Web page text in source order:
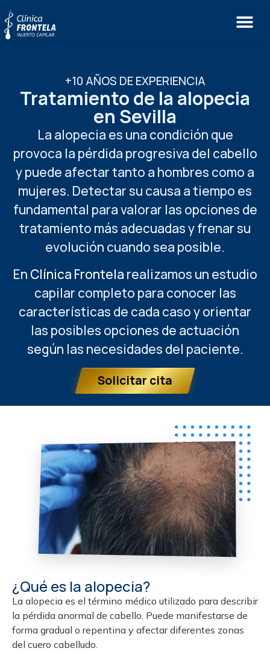
+10 AÑOS DE EXPERIENCIA
Tratamiento de la alopecia
en Sevilla
La alopecia es una condición que
provoca la pérdida progresiva del cabello
y puede afectar tanto a hombres como a
mujeres. Detectar su causa a tiempo es
fundamental para valorar las opciones de
tratamiento más adecuadas y frenar su
evolución cuando sea posible.
En Clínica Frontela realizamos un estudio
capilar completo para conocer las
características de cada caso y orientar
las posibles opciones de actuación
según las necesidades del paciente.
Solicitar cita
¿Qué es la alopecia?
La alopecia es el término médico utilizado para describir
la pérdida anormal de cabello. Puede manifestarse de
forma gradual o repentina y afectar diferentes zonas
del cuero cabelludo.